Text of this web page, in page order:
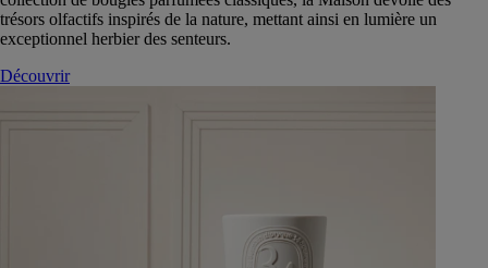
trésors olfactifs inspirés de la nature, mettant ainsi en lumière un
exceptionnel herbier des senteurs.
Découvrir